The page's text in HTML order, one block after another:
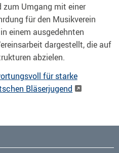
zum Umgang mit einer
für den Musikverein
einem ausgedehnten
dargestellt, die auf
abzielen.
für starke
Bläserjugend